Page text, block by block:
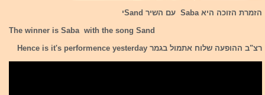
הזמרת הזוכה היא Saba עם השיר Sandי
The winner is Saba with the song Sand
רצ"ב ההופעה שלוח אתמול בגמר Hence is it's performence yesterday